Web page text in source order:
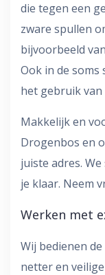
die tegen een
zware spullen
bijvoorbeeld
Ook in de
het gebruik
Makkelijk en
Drogenbos en
juiste adres.
je klaar. Neem
Werken met
Wij bedienen
netter en